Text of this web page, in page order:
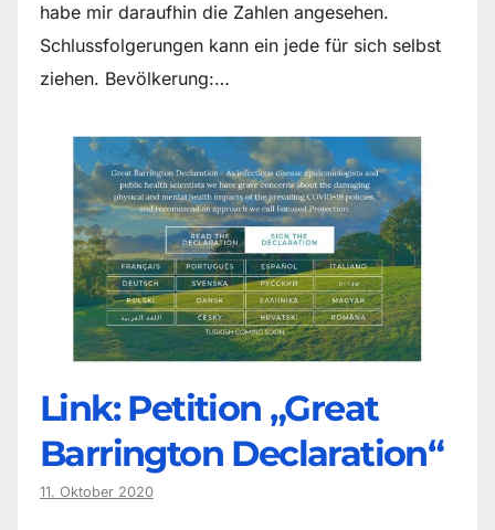
habe mir daraufhin die Zahlen angesehen.
Schlussfolgerungen kann ein jede für sich selbst
ziehen. Bevölkerung:…
Link: Petition „Great
Barrington Declaration“
11. Oktober 2020